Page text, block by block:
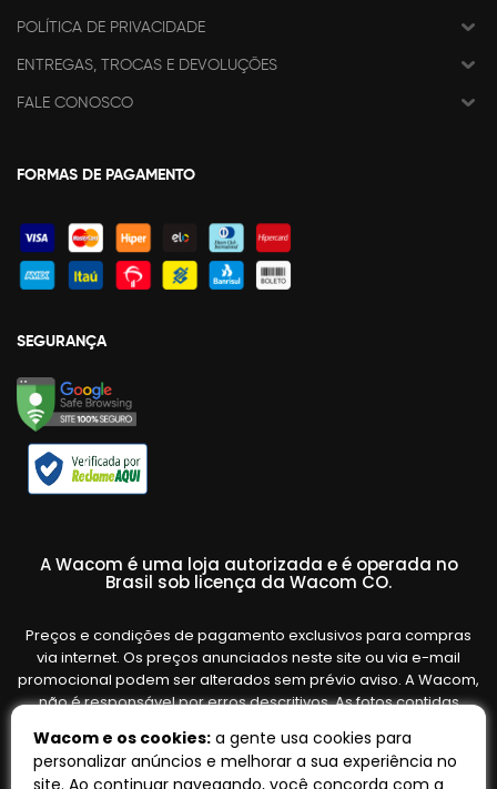
POLÍTICA DE PRIVACIDADE
ENTREGAS, TROCAS E DEVOLUÇÕES
FALE CONOSCO
FORMAS DE PAGAMENTO
SEGURANÇA
A Wacom é uma loja autorizada e é operada no
Brasil sob licença da Wacom CO.
Preços e condições de pagamento exclusivos para compras
via internet. Os preços anunciados neste site ou via e-mail
promocional podem ser alterados sem prévio aviso. A Wacom,
não é responsável por erros descritivos. As fotos contidas
variar de acordo com o fornecedor/lote do fabricante. Ofertas
válidas até o término de nossos estoques. Vendas sujeitas à
Wacom e os cookies: a gente usa cookies para
personalizar anúncios e melhorar a sua experiência no
site. Ao continuar navegando, você concorda com a